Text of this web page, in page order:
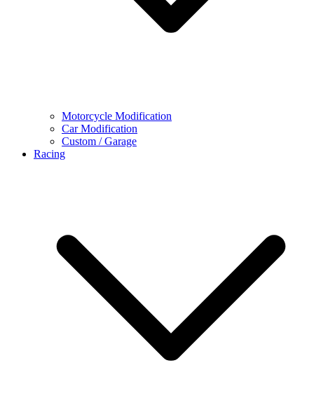
Motorcycle Modification
Car Modification
Custom / Garage
Racing